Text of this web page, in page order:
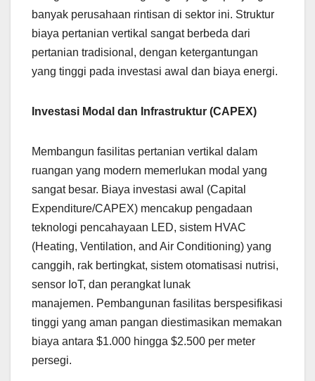
banyak perusahaan rintisan di sektor ini. Struktur
biaya pertanian vertikal sangat berbeda dari
pertanian tradisional, dengan ketergantungan
yang tinggi pada investasi awal dan biaya energi.
Investasi Modal dan Infrastruktur (CAPEX)
Membangun fasilitas pertanian vertikal dalam
ruangan yang modern memerlukan modal yang
sangat besar. Biaya investasi awal (Capital
Expenditure/CAPEX) mencakup pengadaan
teknologi pencahayaan LED, sistem HVAC
(Heating, Ventilation, and Air Conditioning) yang
canggih, rak bertingkat, sistem otomatisasi nutrisi,
sensor IoT, dan perangkat lunak
manajemen. Pembangunan fasilitas berspesifikasi
tinggi yang aman pangan diestimasikan memakan
biaya antara $1.000 hingga $2.500 per meter
persegi.